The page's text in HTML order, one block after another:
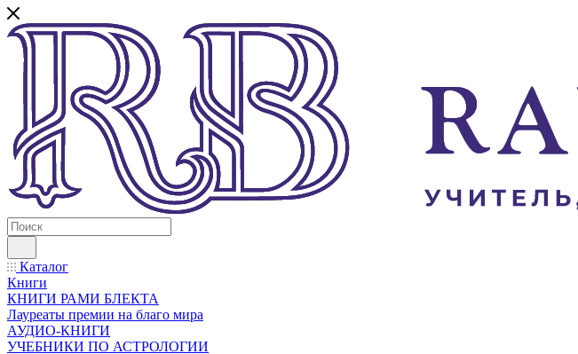
Каталог
Книги
КНИГИ РАМИ БЛЕКТА
Лауреаты премии на благо мира
АУДИО-КНИГИ
УЧЕБНИКИ ПО АСТРОЛОГИИ